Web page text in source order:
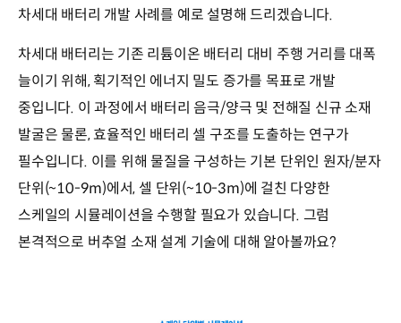
차세대 배터리 개발 사례를 예로 설명해 드리겠습니다.
차세대 배터리는 기존 리튬이온 배터리 대비 주행 거리를 대폭
늘이기 위해, 획기적인 에너지 밀도 증가를 목표로 개발
중입니다. 이 과정에서 배터리 음극/양극 및 전해질 신규 소재
발굴은 물론, 효율적인 배터리 셀 구조를 도출하는 연구가
필수입니다. 이를 위해 물질을 구성하는 기본 단위인 원자/분자
단위(~10-9m)에서, 셀 단위(~10-3m)에 걸친 다양한
스케일의 시뮬레이션을 수행할 필요가 있습니다. 그럼
본격적으로 버추얼 소재 설계 기술에 대해 알아볼까요?